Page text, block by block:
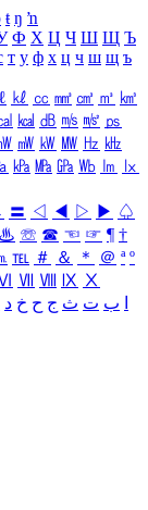
ŧ ŋ ŉ
Ф Х Ц Ч Ш Щ Ъ
т у ф х ц ч ш щ ъ
ℓ ㎘ ㏄ ㎣ ㎤ ㎥ ㎦
㎉ ㏈ ㎧ ㎨ ㎰
㎽ ㎾ ㎿ ㎐ ㎑
㎪ ㎫ ㎬ ㏝ ㏐
㏓
〓 ◁ ◀ ▷ ▶ ♤
♨ ☏ ☎ ☜ ☞ ¶ †
℡ ＃ ＆ ＊ ＠ ª º
Ⅶ Ⅷ Ⅸ Ⅹ
ب ت ث ج ح خ د